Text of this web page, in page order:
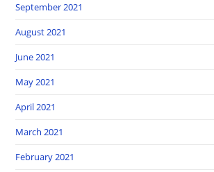
September 2021
August 2021
June 2021
May 2021
April 2021
March 2021
February 2021